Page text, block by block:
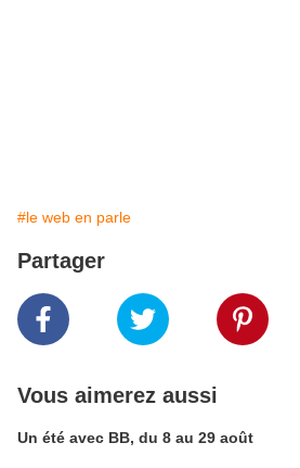
#le web en parle
Partager
Vous aimerez aussi
Un été avec BB, du 8 au 29 août